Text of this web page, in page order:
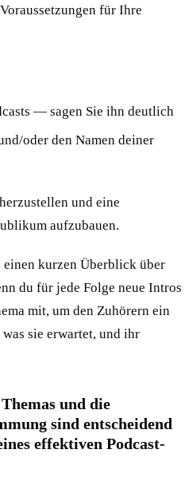
für Ihre
— sagen Sie ihn deutlich
oder den Namen deiner
und eine
aufzubauen.
einen kurzen Überblick über
du für jede Folge neue Intros
mit, um den Zuhörern ein
sie erwartet, und ihr
und die
sind entscheidend
effektiven Podcast-